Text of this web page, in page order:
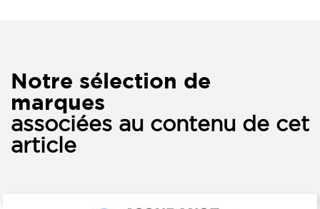
Notre sélection de
marques
associées au contenu de cet
article